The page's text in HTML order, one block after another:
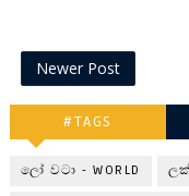
Newer Post
#TAGS
ලෝ වටා - WORLD ලක්